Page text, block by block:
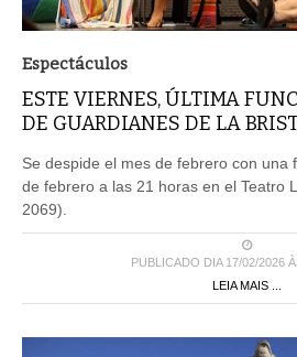
Espectáculos
ESTE VIERNES, ÚLTIMA
DE GUARDIANES DE LA
Se despide el mes de febrero con una
de febrero a las 21 horas en el Teatro
2069).
PUBLICADO DIA 17/02/2026
LEIA MAIS ...